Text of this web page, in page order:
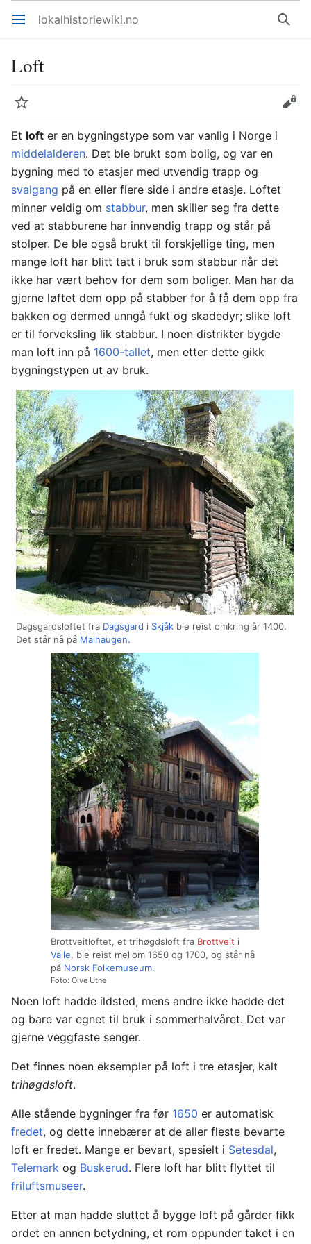
Åpne hovedmenyen lokalhistoriewiki.no Søk
Loft
Overvåk
Rediger
Et loft er en bygningstype som var vanlig i Norge i
middelalderen. Det ble brukt som bolig, og var en
bygning med to etasjer med utvendig trapp og
svalgang på en eller flere side i andre etasje. Loftet
minner veldig om stabbur, men skiller seg fra dette
ved at stabburene har innvendig trapp og står på
stolper. De ble også brukt til forskjellige ting, men
mange loft har blitt tatt i bruk som stabbur når det
ikke har vært behov for dem som boliger. Man har da
gjerne løftet dem opp på stabber for å få dem opp fra
bakken og dermed unngå fukt og skadedyr; slike loft
er til forveksling lik stabbur. I noen distrikter bygde
man loft inn på 1600-tallet, men etter dette gikk
bygningstypen ut av bruk.
Dagsgardsloftet fra Dagsgard i Skjåk ble reist omkring år 1400.
Det står nå på Maihaugen.
Brottveitloftet, et trihøgdsloft fra Brottveit i
Valle, ble reist mellom 1650 og 1700, og står nå
på Norsk Folkemuseum.
Foto: Olve Utne
Noen loft hadde ildsted, mens andre ikke hadde det
og bare var egnet til bruk i sommerhalvåret. Det var
gjerne veggfaste senger.
Det finnes noen eksempler på loft i tre etasjer, kalt
trihøgdsloft.
Alle stående bygninger fra før 1650 er automatisk
fredet, og dette innebærer at de aller fleste bevarte
loft er fredet. Mange er bevart, spesielt i Setesdal,
Telemark og Buskerud. Flere loft har blitt flyttet til
friluftsmuseer.
Etter at man hadde sluttet å bygge loft på gårder fikk
ordet en annen betydning, et rom oppunder taket i en